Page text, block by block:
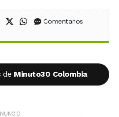
en Facebook
Compartir en X (Twitter)
Compartir en WhatsApp
Comentarios
de Minuto30 Colombia